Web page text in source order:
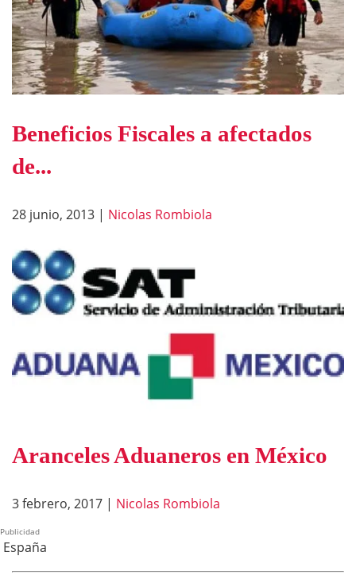
Beneficios Fiscales a afectados
de...
28 junio, 2013 | Nicolas Rombiola
Aranceles Aduaneros en México
3 febrero, 2017 | Nicolas Rombiola
Publicidad
España